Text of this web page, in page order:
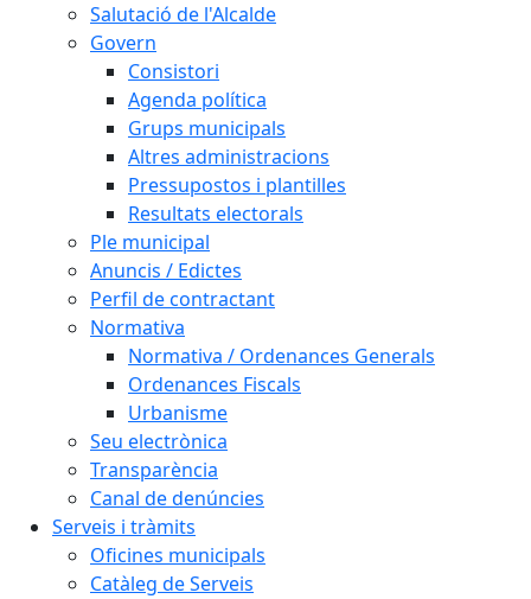
Salutació de l'Alcalde
Govern
Consistori
Agenda política
Grups municipals
Altres administracions
Pressupostos i plantilles
Resultats electorals
Ple municipal
Anuncis / Edictes
Perfil de contractant
Normativa
Normativa / Ordenances Generals
Ordenances Fiscals
Urbanisme
Seu electrònica
Transparència
Canal de denúncies
Serveis i tràmits
Oficines municipals
Catàleg de Serveis